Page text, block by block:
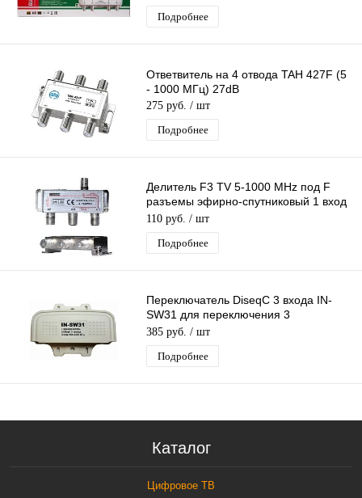
Подробнее
Ответвитель на 4 отвода TAH 427F (5
- 1000 МГц) 27dB
275 руб. / шт
Подробнее
Делитель F3 TV 5-1000 MHz под F
разъемы эфирно-спутниковый 1 вход
3 выхода
110 руб. / шт
Подробнее
Переключатель DiseqC 3 входа IN-
SW31 для переключения 3
конвертеров одним ресивером
(приставкой)
385 руб. / шт
Подробнее
Каталог
Цифровое ТВ